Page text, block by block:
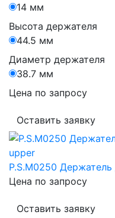
14 мм
Высота держателя
44.5 мм
Диаметр держателя
38.7 мм
Цена по запросу
Оставить заявку
P.S.M0250
Цена по запросу
Оставить заявку